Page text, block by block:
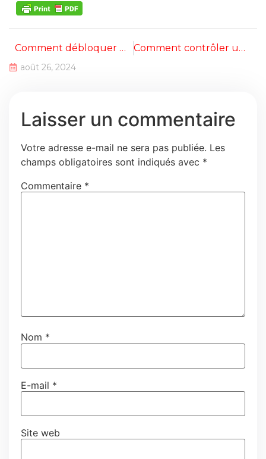
Comment débloquer un site Internet bloqué ? Comment contrôler un site internet
août 26, 2024
Laisser un commentaire
Votre adresse e-mail ne sera pas publiée. Les
champs obligatoires sont indiqués avec *
Commentaire *
Nom *
E-mail *
Site web